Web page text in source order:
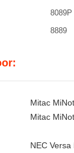
8089P
8889
Mitac
Mitac
NEC Versa